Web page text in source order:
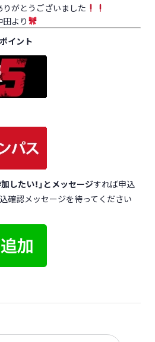
がとうございました
より
イント
したい！」とメッセージすれば申込
確認メッセージを待ってください